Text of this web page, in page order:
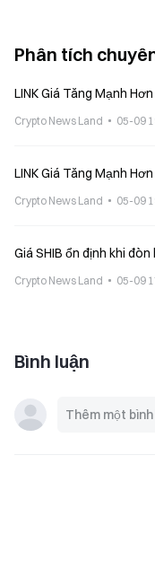
Phân tích
LINK Giá Tăng Mạnh
Crypto News Land 05-09
LINK Giá Tăng Mạnh
Crypto News Land 05-09
Giá SHIB ổn định khi
Crypto News Land 05-09
Bình luận